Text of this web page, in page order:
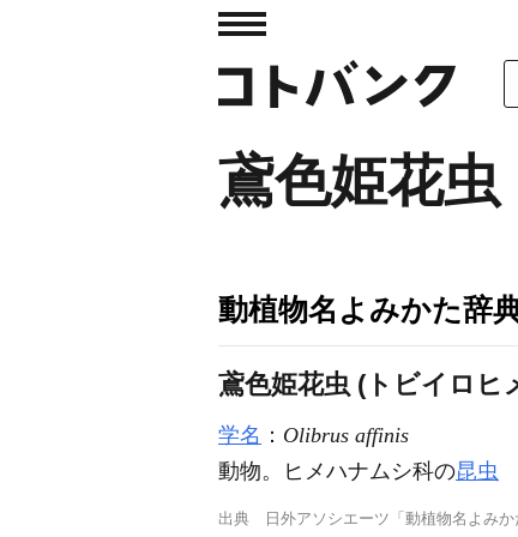
鳶色姫花虫
動植物名よみかた辞
鳶色姫花虫 (トビイロヒ
学名 ： Olibrus affinis
動物。ヒメハナムシ科の昆虫
出典 日外アソシエーツ「動植物名よみ